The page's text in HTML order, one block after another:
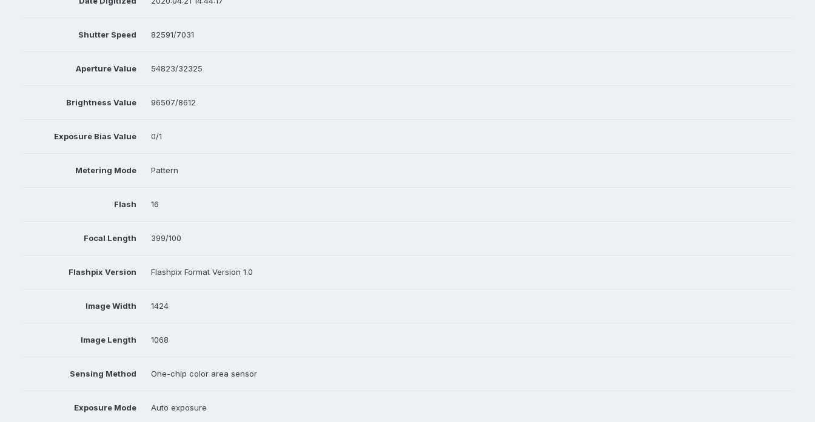
Shutter Speed 82591/7031
Aperture Value 54823/32325
Brightness Value 96507/8612
Exposure Bias Value 0/1
Metering Mode Pattern
Flash 16
Focal Length 399/100
Flashpix Version Flashpix Format Version 1.0
Image Width 1424
Image Length 1068
Sensing Method One-chip color area sensor
Exposure Mode Auto exposure